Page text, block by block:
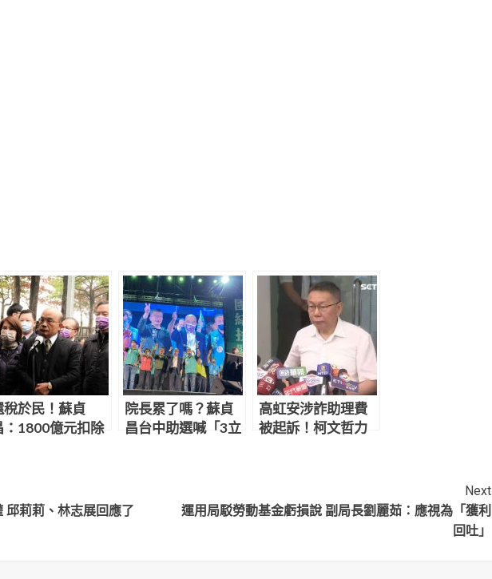
稅於民！蘇貞
：1800億元扣除
院長累了嗎？蘇貞
昌台中助選喊「3立
高虹安涉詐助理費
被起訴！柯文哲力
邱莉莉、林志展回應了
Next
運用局駁勞動基金虧損說 副局長劉麗茹：應視為「獲利
回吐」